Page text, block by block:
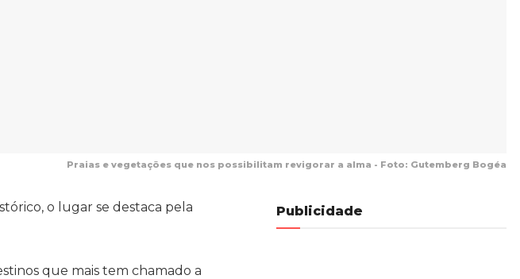
Praias e vegetações que nos possibilitam revigorar a alma - Foto: Gutemberg Bogéa
o lugar se destaca pela
que mais tem chamado a
Publicidade